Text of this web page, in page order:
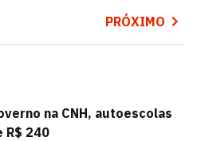
PRÓXIMO
na CNH, autoescolas
R$ 240